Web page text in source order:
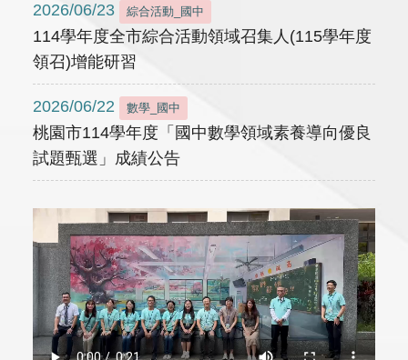
2026/06/23 綜合活動_國中
114學年度全市綜合活動領域召集人(115學年度
領召)增能研習
2026/06/22 數學_國中
桃園市114學年度「國中數學領域素養導向優良
試題甄選」成績公告